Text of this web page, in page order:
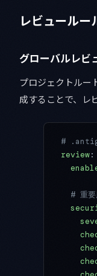
レビュールー
グローバルレビ
プロジェクトルー
成することで、レ
#
review:
# 重要